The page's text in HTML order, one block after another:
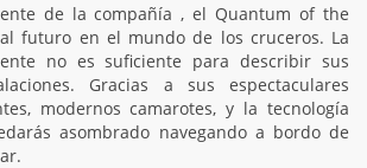
de la compañía , el Quantum of the
futuro en el mundo de los cruceros. La
no es suficiente para describir sus
Gracias a sus espectaculares
modernos camarotes, y la tecnología
asombrado navegando a bordo de